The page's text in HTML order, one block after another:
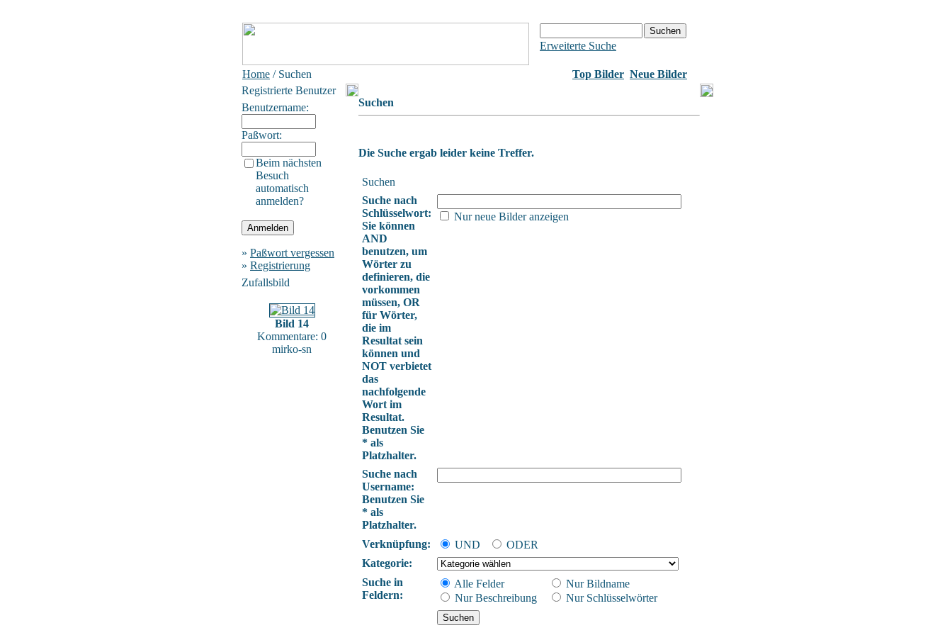
Erweiterte Suche
Home / Suchen Top Bilder Neue Bilder
Registrierte Benutzer
Benutzername:
Paßwort:
Beim nächsten
Besuch
automatisch
anmelden?
» Paßwort vergessen
» Registrierung
Zufallsbild
Bild 14
Kommentare: 0
mirko-sn
Suchen
Die Suche ergab leider keine Treffer.
Suchen
Suche nach
Schlüsselwort:
Sie können
AND
benutzen, um
Wörter zu
definieren, die
vorkommen
müssen, OR
für Wörter,
die im
Resultat sein
können und
NOT verbietet
das
nachfolgende
Wort im
Resultat.
Benutzen Sie
* als
Platzhalter.
Nur neue Bilder anzeigen
Suche nach
Username:
Benutzen Sie
* als
Platzhalter.
Verknüpfung:
UND
ODER
Kategorie:
Suche in
Feldern:
Alle Felder
Nur Bildname
Nur Beschreibung
Nur Schlüsselwörter